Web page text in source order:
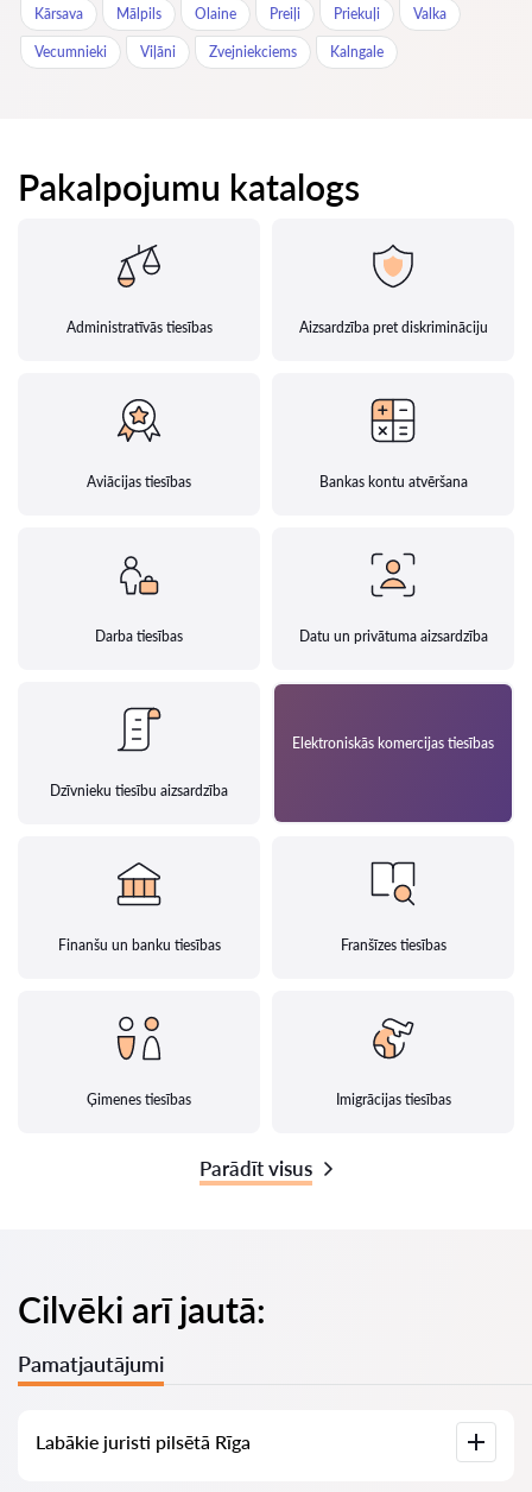
Kārsava Mālpils Olaine Preiļi Priekuļi Valka
Vecumnieki Viļāni Zvejniekciems Kalngale
Pakalpojumu katalogs
Administratīvās tiesības Aizsardzība pret diskrimināciju
Aviācijas tiesības Bankas kontu atvēršana
Darba tiesības Datu un privātuma aizsardzība
Dzīvnieku tiesību aizsardzība
Elektroniskās komercijas tiesības
Finanšu un banku tiesības Franšīzes tiesības
Ģimenes tiesības Imigrācijas tiesības
Parādīt visus
Cilvēki arī jautā:
Pamatjautājumi
Labākie juristi pilsētā Rīga